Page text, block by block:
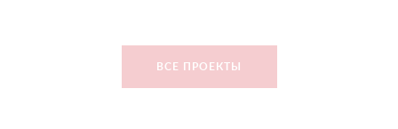
ВСЕ ПРОЕКТЫ